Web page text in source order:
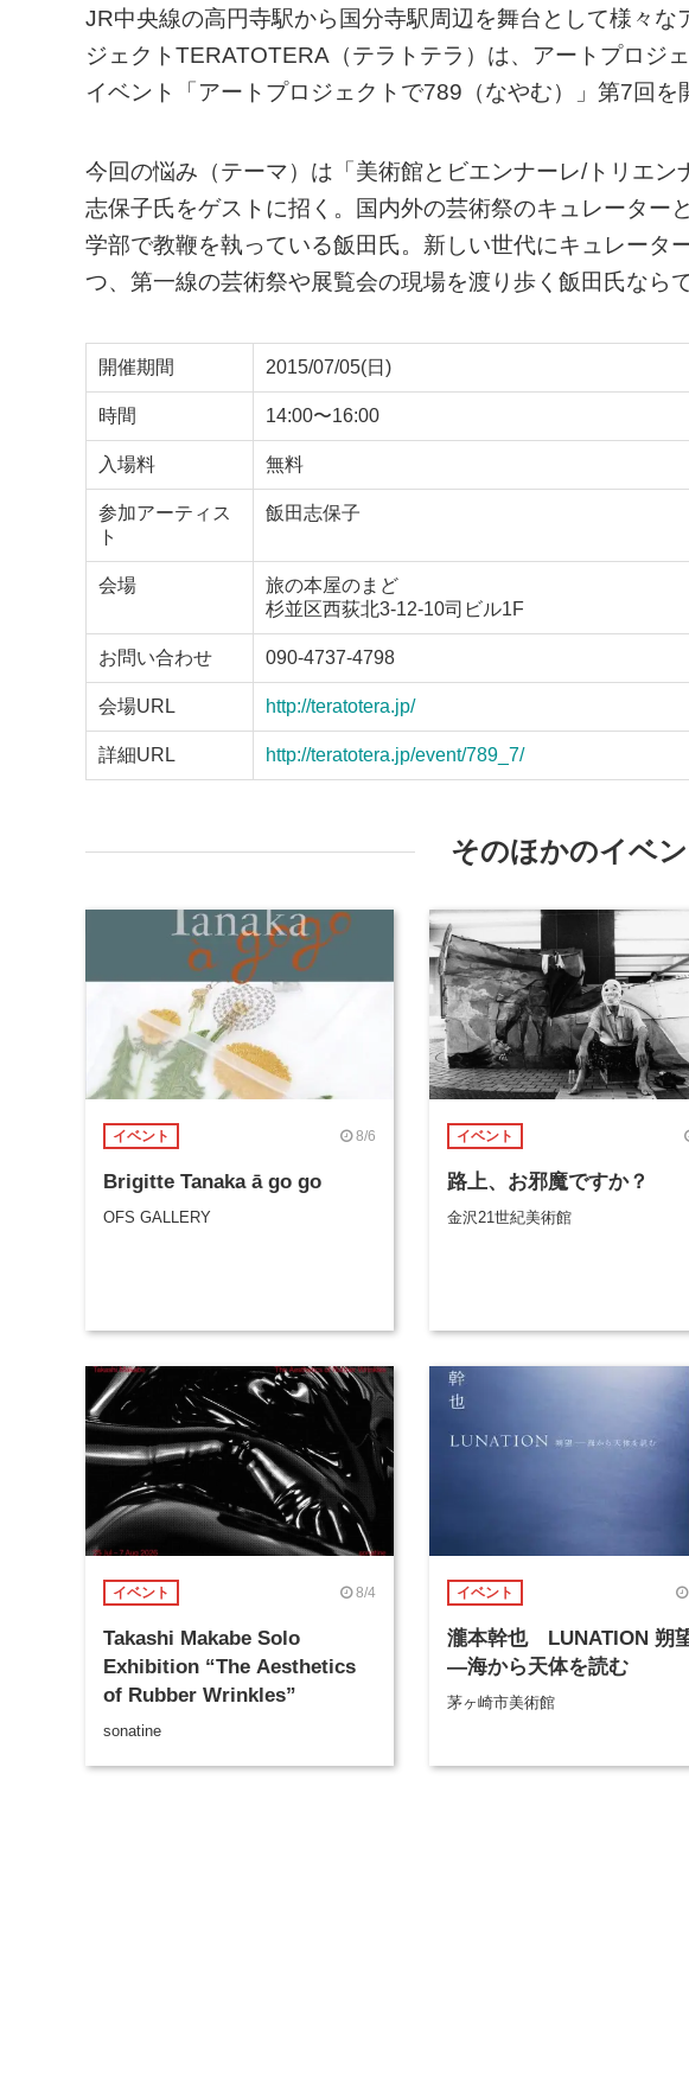
JR中央線の高円寺駅から国分寺駅周辺を舞台として様々な
ジェクトTERATOTERA（テラトテラ）は、アートプロジ
イベント「アートプロジェクトで789（なやむ）」第7回を
今回の悩み（テーマ）は「美術館とビエンナーレ/トリエン
志保子氏をゲストに招く。国内外の芸術祭のキュレーター
学部で教鞭を執っている飯田氏。新しい世代にキュレータ
つ、第一線の芸術祭や展覧会の現場を渡り歩く飯田氏なら
開催期間 2015/07/05(日)
時間 14:00〜16:00
入場料 無料
参加アーティス
ト
飯田志保子
会場
旅の本屋のまど
杉並区西荻北3-12-10司ビル1F
お問い合わせ 090-4737-4798
会場URL http://teratotera.jp/
詳細URL http://teratotera.jp/event/789_7/
そのほかのイベン
イベント 8/6
Brigitte Tanaka ā go go
OFS GALLERY
イベント
路上、お邪魔ですか？
金沢21世紀美術館
イベント 8/4
Takashi Makabe Solo
Exhibition “The Aesthetics
of Rubber Wrinkles”
sonatine
イベント
瀧本幹也 LUNATION 朔
―海から天体を読む
茅ヶ崎市美術館